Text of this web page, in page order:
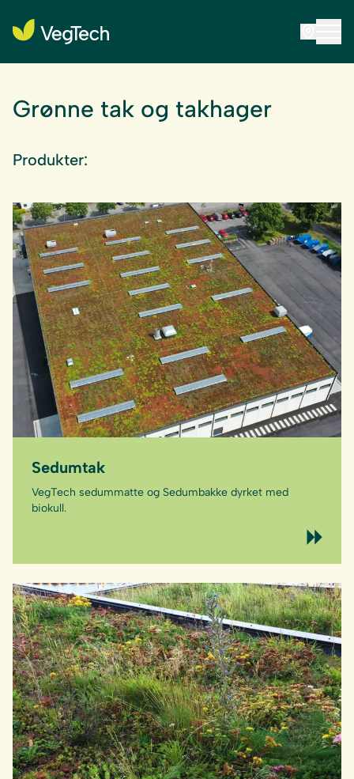
Grønne tak og takhager
Produkter:
Sedumtak
VegTech sedummatte og Sedumbakke dyrket med
biokull.